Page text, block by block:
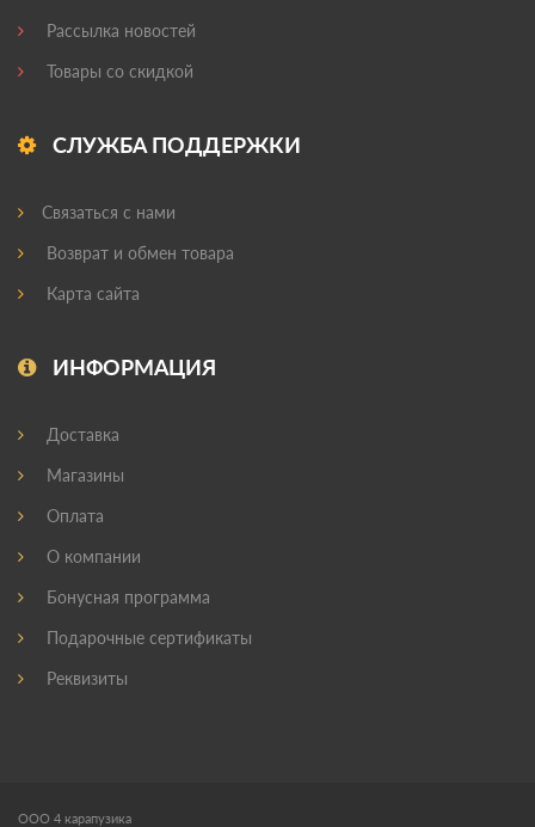
Рассылка новостей
Товары со скидкой
СЛУЖБА ПОДДЕРЖКИ
Связаться с нами
Возврат и обмен товара
Карта сайта
ИНФОРМАЦИЯ
Доставка
Магазины
Оплата
О компании
Бонусная программа
Подарочные сертификаты
Реквизиты
ООО 4 карапузика